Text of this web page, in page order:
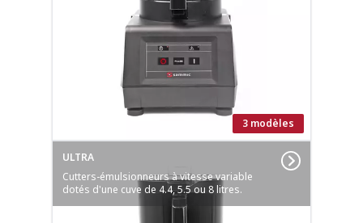
3 modèles
ULTRA
Cutters-émulsionneurs à vitesse variable
dotés d'une cuve de 4.4, 5.5 ou 8 litres.